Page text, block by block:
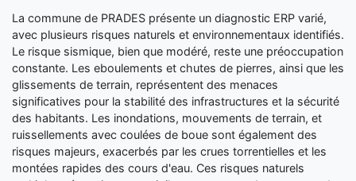
La commune de PRADES présente un diagnostic ERP varié,
avec plusieurs risques naturels et environnementaux identifiés.
Le risque sismique, bien que modéré, reste une préoccupation
constante. Les eboulements et chutes de pierres, ainsi que les
glissements de terrain, représentent des menaces
significatives pour la stabilité des infrastructures et la sécurité
des habitants. Les inondations, mouvements de terrain, et
ruissellements avec coulées de boue sont également des
risques majeurs, exacerbés par les crues torrentielles et les
montées rapides des cours d'eau. Ces risques naturels